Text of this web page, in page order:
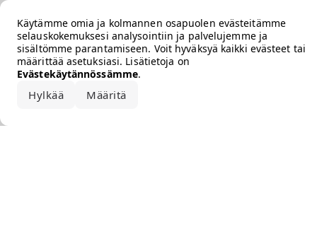
Käytämme omia ja kolmannen osapuolen evästeitämme
selauskokemuksesi analysointiin ja palvelujemme ja
sisältömme parantamiseen. Voit hyväksyä kaikki evästeet tai
määrittää asetuksiasi. Lisätietoja on
Evästekäytännössämme.
Hylkää Määritä
Error loading the brand